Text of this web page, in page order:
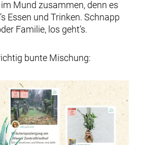
Mund zusammen, denn es
Essen und Trinken. Schnapp
Familie, los geht’s.
bunte Mischung: